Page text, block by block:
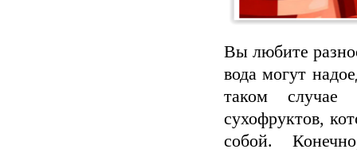
Вы любите
вода могут
таком случае
сухофруктов,
собой.